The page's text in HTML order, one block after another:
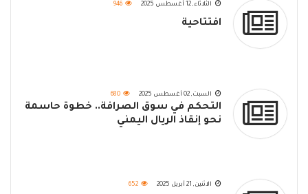
الثلاثاء, 12 أغسطس 2025 946
افتتاحية
السبت, 02 أغسطس 2025 680
التحكم في سوق الصرافة.. خطوة حاسمة
نحو إنقاذ الريال اليمني
الاثنين, 21 أبريل 2025 652